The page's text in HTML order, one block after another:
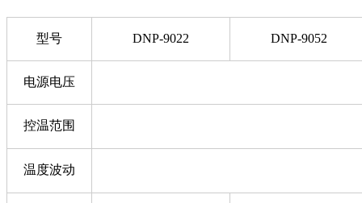
型号 DNP-9022 DNP-9052
电源电压
控温范围
温度波动